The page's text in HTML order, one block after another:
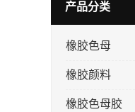
产品分类
橡胶色母
橡胶颜料
橡胶色母胶